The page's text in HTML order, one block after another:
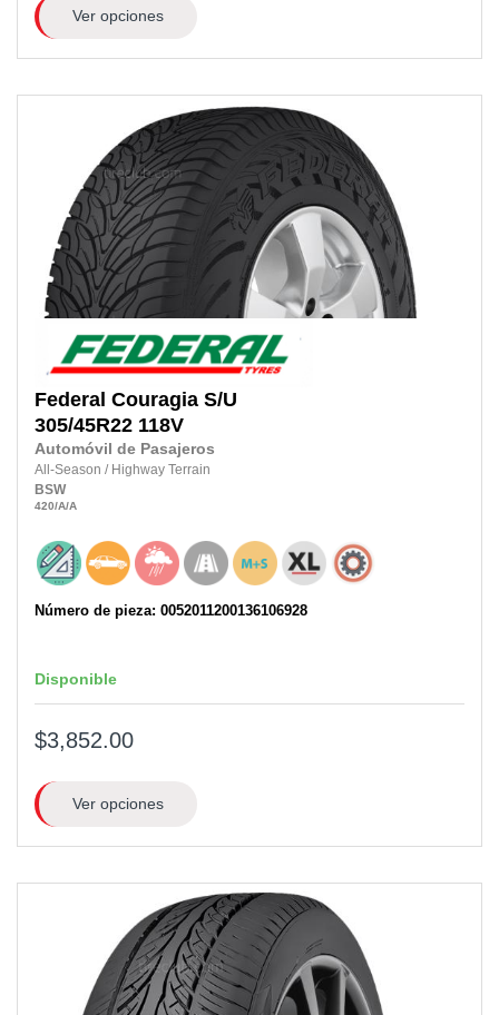
Ver opciones
Federal Couragia S/U
305/45R22 118V
Automóvil de Pasajeros
All-Season / Highway Terrain
BSW
420/A/A
Número de pieza: 0052011200136106928
Disponible
$3,852.00
Ver opciones